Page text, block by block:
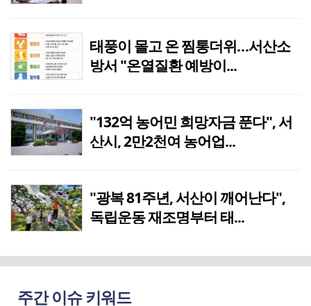
태풍이 몰고 온 찜통더위…서산소
방서 "온열질환 예방이...
"132억 농어민 희망자금 푼다", 서
산시, 2만2천여 농어업...
"광복 81주년, 서산이 깨어난다",
독립운동 재조명부터 태...
주간 이슈 키워드